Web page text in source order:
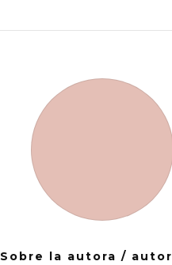
Sobre la autora / autor